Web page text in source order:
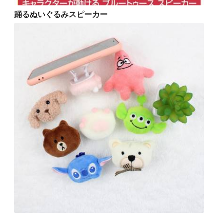
踊るぬいぐるみスピーカー